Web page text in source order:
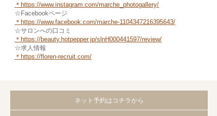
＊ https://www.instagram.com/marche_photogallery/
☆Facebookページ
＊https://www.facebook.com/marche-1104347216395643/
☆サロンへの口コミ
＊https://beauty.hotpepper.jp/slnH000441597/review/
☆求人情報
＊https://floren-recruit.com/
ネット予約はコチラから